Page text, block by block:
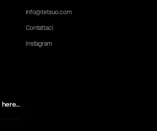
info@tetsuo.com
Contattaci
Instagram
to help with any questions you may have.